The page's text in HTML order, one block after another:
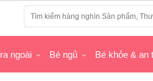
ngoài Bé ngủ Bé khỏe & an